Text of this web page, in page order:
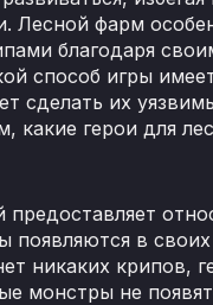
фарм
благодаря
способ игры
сделать их
какие герои для
в
никаких крипов,
монстры не